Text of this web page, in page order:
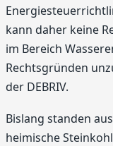
kann daher keine
im Bereich
Rechtsgründen
der DEBRIV.
Bislang standen
heimische